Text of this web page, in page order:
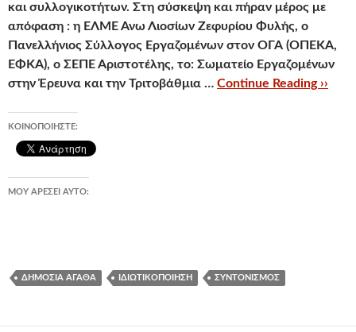
και συλλογικοτήτων. Στη σύσκεψη και πήραν μέρος με
απόφαση : η ΕΛΜΕ Άνω Λιοσίων Ζεφυρίου Φυλής, ο
Πανελλήνιος Σύλλογος Εργαζομένων στον ΟΓΑ (ΟΠΕΚΑ,
ΕΦΚΑ), ο ΣΕΠΕ Αριστοτέλης, το: Σωματείο Εργαζομένων
στην Έρευνα και την Τριτοβάθμια … Continue Reading ››
ΚΟΙΝΟΠΟΙΉΣΤΕ:
ΜΟΥ ΑΡΈΣΕΙ ΑΥΤΌ:
ΔΗΜΌΣΙΑ ΑΓΑΘΆ ΙΔΙΩΤΙΚΟΠΟΊΗΣΗ ΣΥΝΤΟΝΙΣΜΌΣ